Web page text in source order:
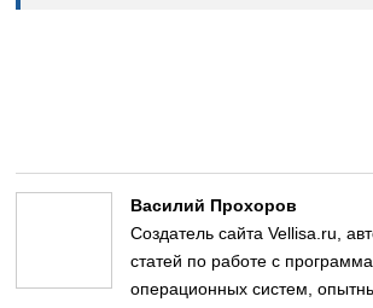
Василий Прохоров
Создатель сайта Vellisa.ru,
статей по работе с
операционных систем,